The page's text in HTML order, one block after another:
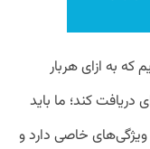
که به ازای هربار
کند؛ ما باید
خاصی دارد و